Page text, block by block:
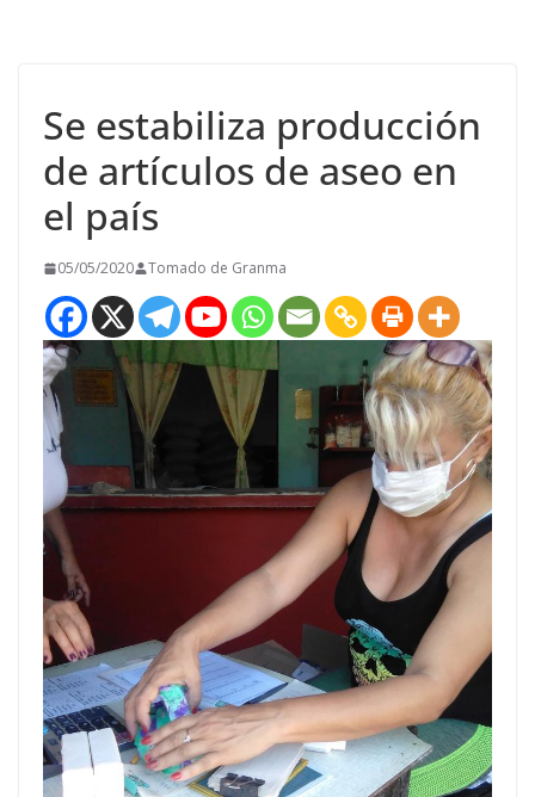
Se estabiliza producción
de artículos de aseo en
el país
05/05/2020 Tomado de Granma